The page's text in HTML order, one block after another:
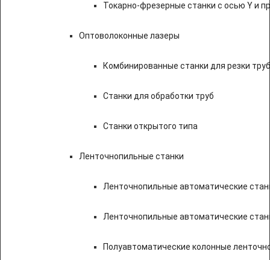
Токарно-фрезерные станки с осью Y и
Оптоволоконные лазеры
Комбинированные станки для резки
Станки для обработки труб
Станки открытого типа
Ленточнопильные станки
Ленточнопильные автоматические
Ленточнопильные автоматические
Полуавтоматические колонные